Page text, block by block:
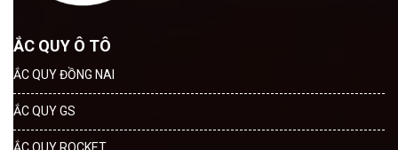
ẮC QUY Ô TÔ
ẮC QUY ĐỒNG NAI
ẮC QUY GS